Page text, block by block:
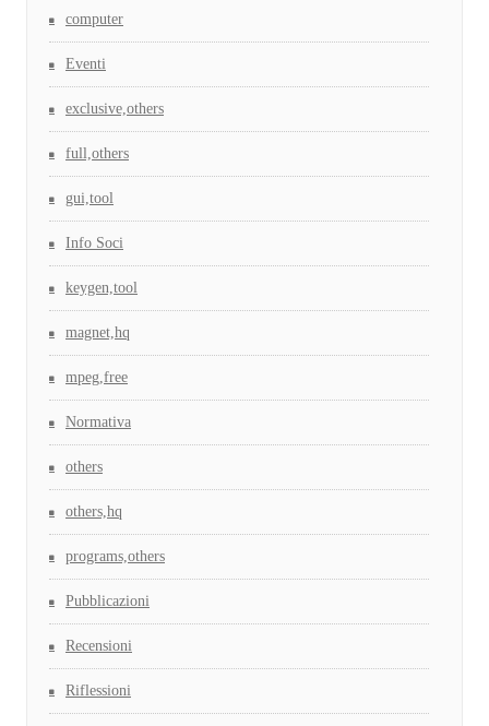
computer
Eventi
exclusive,others
full,others
gui,tool
Info Soci
keygen,tool
magnet,hq
mpeg,free
Normativa
others
others,hq
programs,others
Pubblicazioni
Recensioni
Riflessioni